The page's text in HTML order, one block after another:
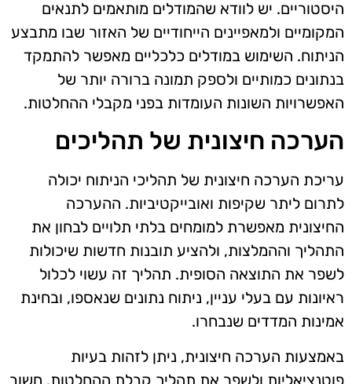
היסטוריים. יש לוודא שהמודלים מותאמים לתנאים
המקומיים ולמאפיינים הייחודיים של האזור שבו מתבצע
הניתוח. השימוש במודלים כלכליים מאפשר להתמקד
בנתונים כמותיים ולספק תמונה ברורה יותר של
האפשרויות השונות העומדות בפני מקבלי ההחלטות.
הערכה חיצונית של תהליכים
עריכת הערכה חיצונית של תהליכי הניתוח יכולה
לתרום ליתר שקיפות ואובייקטיביות. ההערכה
החיצונית מאפשרת למומחים בלתי תלויים לבחון את
התהליך וההמלצות, ולהציע תובנות חדשות שיכולות
לשפר את התוצאה הסופית. תהליך זה עשוי לכלול
ראיונות עם בעלי עניין, ניתוח נתונים שנאספו, ובחינת
אמינות המדדים שנבחרו.
באמצעות הערכה חיצונית, ניתן לזהות בעיות
פוטנציאליות ולשפר את תהליך קבלת ההחלטות. חשוב